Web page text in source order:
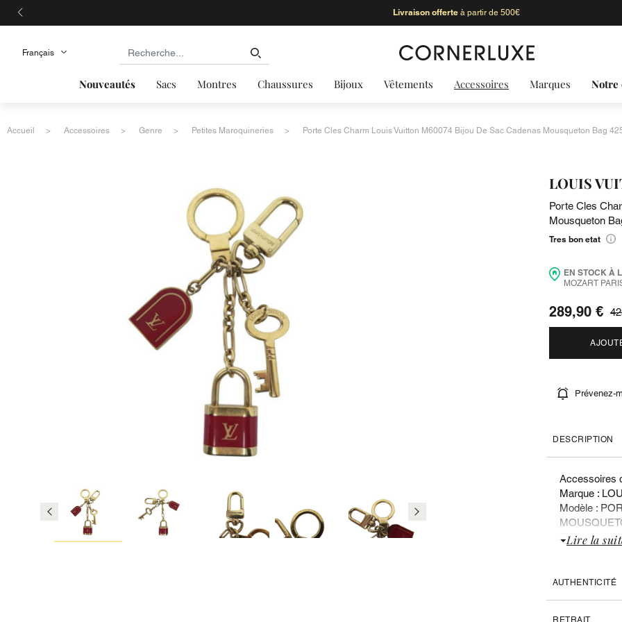
Livraison offerteà partir de 500€
Nouveautés Sacs Montres Chaussures Bijoux Vêtements Accessoires Marques Notre
Accueil Accessoires Genre Petites Maroquineries Porte Cles Charm Louis Vuitton M60074 Bijou De Sac Cadenas Mousqueton Bag
LOUIS
Porte Cles
Mousqueton
Tres bon etat
EN STOCK À
MOZART
289,90 €
Prévenez-
DESCRIPTION
Accessoires
Marque :
Modèle :
Référence
Valeur du
Lire la
AUTHENTICITÉ
RETRAIT